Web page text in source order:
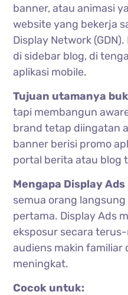
banner, atau animasi
website yang bekerja
Display Network
di sidebar blog, di
aplikasi mobile.
Tujuan utamanya
tapi membangun
brand tetap diingatan
banner berisi promo
portal berita atau blog
Mengapa Display
semua orang
pertama. Display Ads
eksposur secara
audiens makin familiar
meningkat.
Cocok untuk: